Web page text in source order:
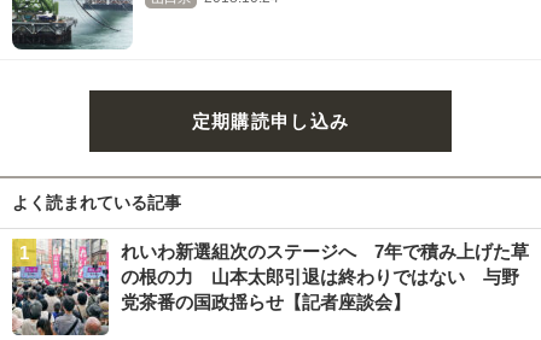
定期購読申し込み
よく読まれている記事
れいわ新選組次のステージへ 7年で積み上げた草
の根の力 山本太郎引退は終わりではない 与野
党茶番の国政揺らせ【記者座談会】